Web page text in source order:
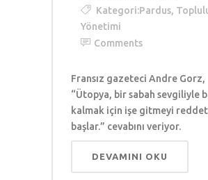
Kategori:Pardus,
Yönetimi
Comments
Fransız gazeteci Andre Gorz,
“Ütopya, bir sabah sevgiliyle
kalmak için işe gitmeyi
başlar.” cevabını veriyor.
DEVAMINI OKU